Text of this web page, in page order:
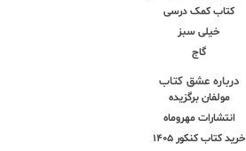
کتاب کمک درسی
خیلی سبز
گاج
درباره عشق کتاب
مولفان برگزیده
انتشارات مهروماه
خرید کتاب کنکور 1405